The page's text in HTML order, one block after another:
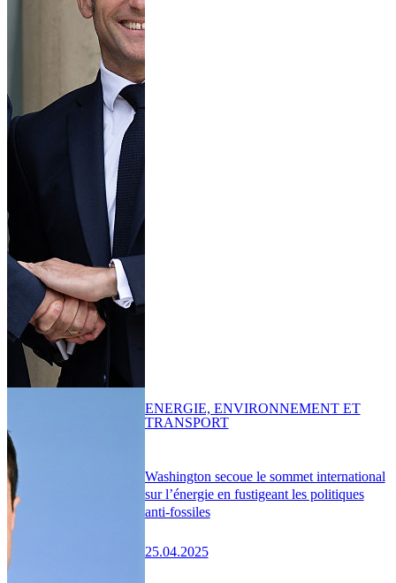
Washington secoue le sommet international
sur l’énergie en fustigeant les politiques
anti-fossiles
25.04.2025
ENERGIE, ENVIRONNEMENT ET
TRANSPORT